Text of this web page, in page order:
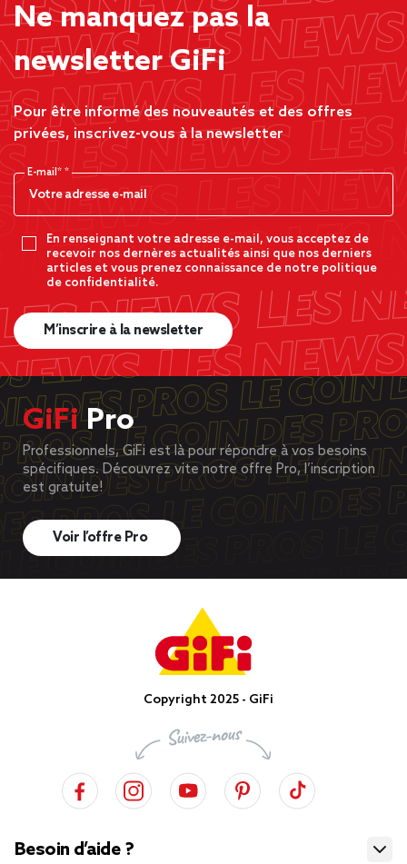
Ne manquez pas la
newsletter GiFi
Pour être informé des nouveautés et des offres
privées, inscrivez-vous à la newsletter
E-mail*
En renseignant votre adresse e-mail, vous acceptez de
recevoir nos dernères actualités ainsi que nos derniers
articles et vous prenez connaissance de notre politique
de confidentialité.
M’inscrire à la newsletter
GiFiPro
Professionnels, GiFi est là pour répondre à vos besoins
spécifiques. Découvrez vite notre offre Pro, l’inscription
est gratuite!
Voir l’offre Pro
Copyright 2025 - GiFi
Besoin d’aide ?